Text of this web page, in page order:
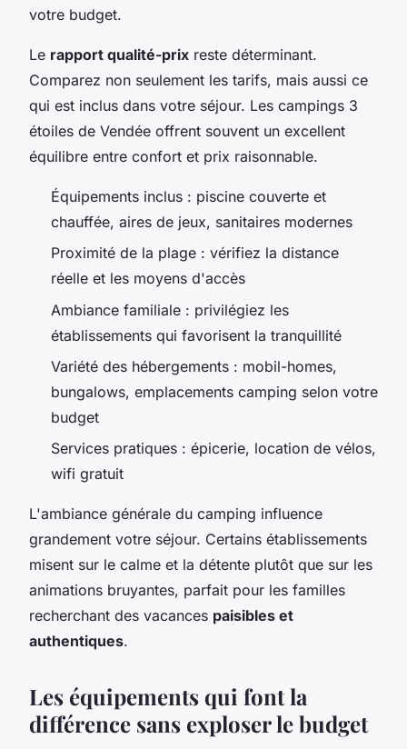
votre budget.
Le rapport qualité-prix reste déterminant.
Comparez non seulement les tarifs, mais aussi ce
qui est inclus dans votre séjour. Les campings 3
étoiles de Vendée offrent souvent un excellent
équilibre entre confort et prix raisonnable.
Équipements inclus : piscine couverte et
chauffée, aires de jeux, sanitaires modernes
Proximité de la plage : vérifiez la distance
réelle et les moyens d'accès
Ambiance familiale : privilégiez les
établissements qui favorisent la tranquillité
Variété des hébergements : mobil-homes,
bungalows, emplacements camping selon votre
budget
Services pratiques : épicerie, location de vélos,
wifi gratuit
L'ambiance générale du camping influence
grandement votre séjour. Certains établissements
misent sur le calme et la détente plutôt que sur les
animations bruyantes, parfait pour les familles
recherchant des vacances paisibles et
authentiques.
Les équipements qui font la
différence sans exploser le budget